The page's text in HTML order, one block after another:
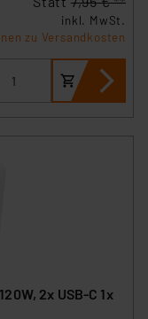
inkl. MwSt.
zu Versandkosten
2x USB-C 1x